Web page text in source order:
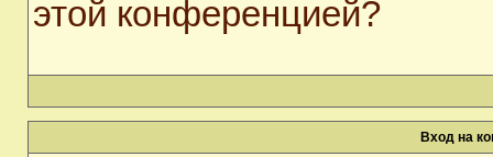
этой конференцией?
Вход на